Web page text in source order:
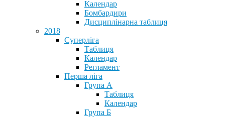
Календар
Бомбардири
Дисциплінарна таблиця
2018
Суперліга
Таблиця
Календар
Регламент
Перша ліга
Група А
Таблиця
Календар
Група Б